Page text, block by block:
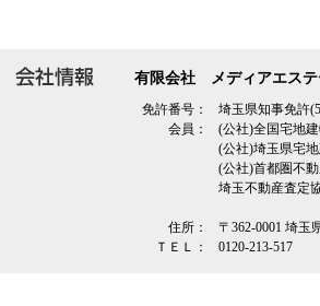
有限会社 メディアエステ
免許番号：
埼玉県知事免許
会員：
(公社)全国宅地
(公社)埼玉県宅
(公社)首都圏不
埼玉不動産査定
住所：
〒362‐0001 埼玉
ＴＥＬ：
0120-213-517